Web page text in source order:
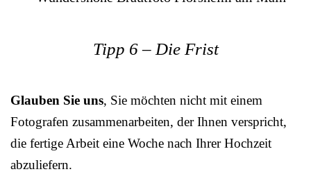
Tipp 6 – Die Frist
Glauben Sie uns, Sie möchten nicht mit einem
Fotografen zusammenarbeiten, der Ihnen verspricht,
die fertige Arbeit eine Woche nach Ihrer Hochzeit
abzuliefern.